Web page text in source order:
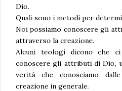
Dio.
Quali sono i metodi per
Noi possiamo conoscere gli
attraverso la creazione.
Alcuni teologi dicono che
conoscere gli attributi di Dio,
verità che conosciamo
creazione in generale.